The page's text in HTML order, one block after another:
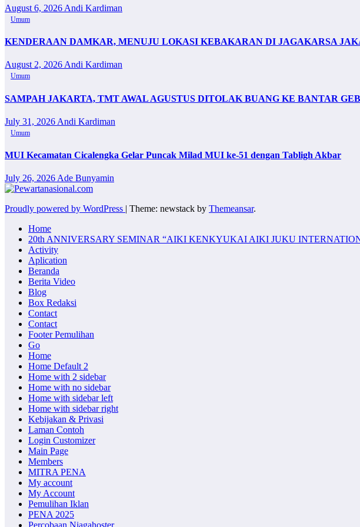
August 6, 2026 Andi Kardiman
Umum
KENDERAAN DAMKAR, MENUJU LOKASI KEBAKARAN DI JAGAKARSA
August 2, 2026 Andi Kardiman
Umum
SAMPAH JAKARTA, TMT AWAL AGUSTUS DITOLAK BUANG KE BANTAR
July 31, 2026 Andi Kardiman
Umum
MUI Kecamatan Cicalengka Gelar Puncak Milad MUI ke-51 dengan Tabligh Akbar
July 26, 2026 Ade Bunyamin
Proudly powered by WordPress | Theme: newstack by Themeansar.
Home
20th ANNIVERSARY SEMINAR “AIKI KENKYUKAI AIKI JUKU
Activity
Aplication
Beranda
Berita Video
Blog
Box Redaksi
Contact
Contact
Footer Pemulihan
Go
Home
Home Default 2
Home with 2 sidebar
Home with no sidebar
Home with sidebar left
Home with sidebar right
Kebijakan & Privasi
Laman Contoh
Login Customizer
Main Page
Members
MITRA PENA
My account
My Account
Pemulihan Iklan
PENA 2025